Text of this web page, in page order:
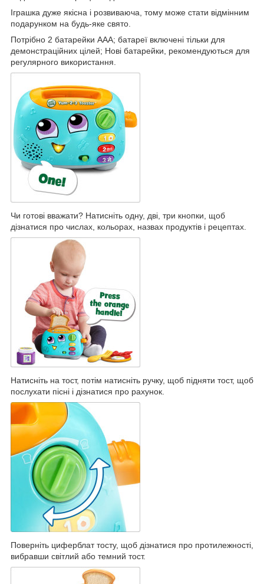
Іграшка дуже якісна і розвиваюча, тому може стати відмінним
подарунком на будь-яке свято.
Потрібно 2 батарейки ААА; батареї включені тільки для
демонстраційних цілей; Нові батарейки, рекомендуються для
регулярного використання.
Чи готові вважати? Натисніть одну, дві, три кнопки, щоб
дізнатися про числах, кольорах, назвах продуктів і рецептах.
Натисніть на тост, потім натисніть ручку, щоб підняти тост, щоб
послухати пісні і дізнатися про рахунок.
Поверніть циферблат тосту, щоб дізнатися про протилежності,
вибравши світлий або темний тост.